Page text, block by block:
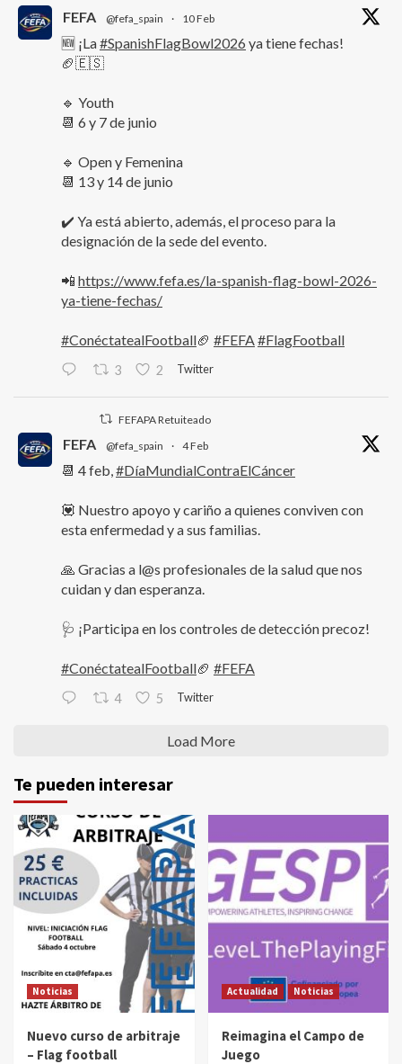
FEFA @fefa_spain · 10 Feb
🆕 ¡La#SpanishFlagBowl2026 ya tiene fechas!
🏈🇪🇸
🔹 Youth
📆 6 y 7 de junio
🔹 Open y Femenina
📆 13 y 14 de junio
✔️ Ya está abierto, además, el proceso para la
designación de la sede del evento.
📲 https://www.fefa.es/la-spanish-flag-bowl-2026-
ya-tiene-fechas/
#ConéctatealFootball🏈 #FEFA#FlagFootball
3 2 Twitter
FEFAPA Retuiteado
FEFA @fefa_spain · 4 Feb
📆 4 feb,#DíaMundialContraElCáncer
💟 Nuestro apoyo y cariño a quienes conviven con
esta enfermedad y a sus familias.
🙏 Gracias a l@s profesionales de la salud que nos
cuidan y dan esperanza.
🩺 ¡Participa en los controles de detección precoz!
#ConéctatealFootball🏈 #FEFA
4 5 Twitter
Load More
Te pueden interesar
Noticias
Nuevo curso de arbitraje
– Flag football
Actualidad Noticias
Reimagina el Campo de
Juego